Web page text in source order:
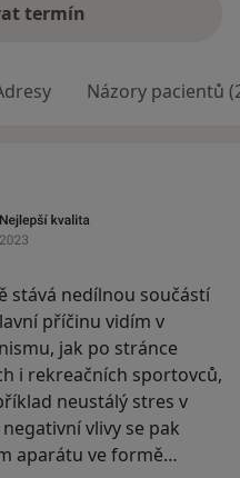
termín
Názory pacientů
stává nedílnou součástí
příčinu vidím v
jak po stránce
i rekreačních sportovců,
neustálý stres v
vlivy se pak
aparátu ve formě